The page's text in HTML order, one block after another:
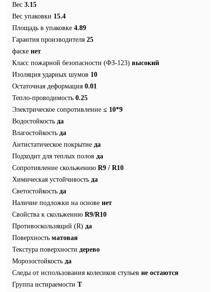
Вес 3.15
Вес упаковки 15.4
Площадь в упаковке 4.89
Гарантия производителя 25
фаске нет
Класс пожарной безопасности (ФЗ-123) высокий
Изоляция ударных шумов 10
Остаточная деформация 0.01
Тепло-проводимость 0.25
Электрическое сопротивление ≤ 10*9
Водостойкость да
Влагостойкость да
Антистатическое покрытие да
Подходит для теплых полов да
Сопротивление скольжению R9 / R10
Химическая устойчивость да
Светостойкость да
Наличие подложки на основе нет
Свойства к скольжению R9/R10
Противоскользящий (R) да
Поверхность матовая
Текстура поверхности дерево
Морозостойкость да
Следы от использования колесиков стульев не остаются
Группа истираемости Т